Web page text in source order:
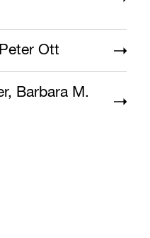
Ott
Barbara M.